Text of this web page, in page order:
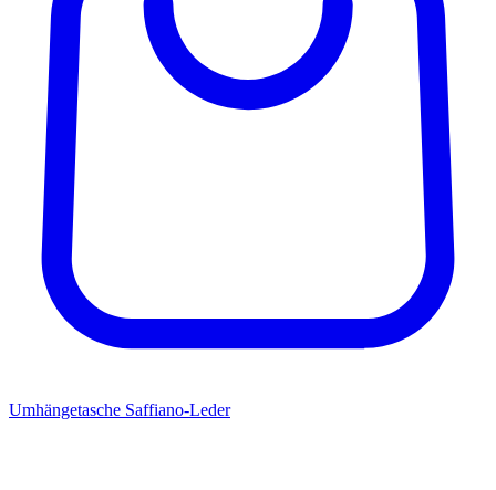
Umhängetasche Saffiano-Leder